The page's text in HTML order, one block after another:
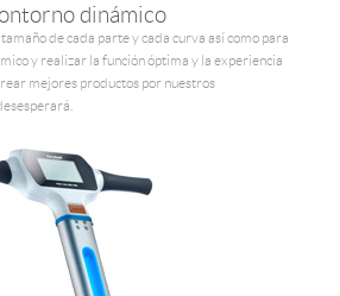
dinámico
de cada parte y cada curva así como para
y realizar la función óptima y la experiencia
mejores productos por nuestros